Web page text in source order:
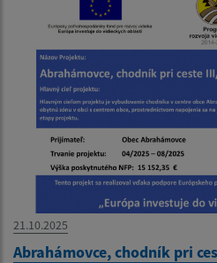
21.10.2025
Abrahámovce, chodník pri